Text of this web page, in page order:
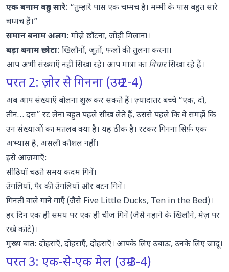
एक बनाम बहुत सारे: “तुम्हारे पास एक चम्मच है। मम्मी के पास बहुत सारे
चम्मच हैं।”
समान बनाम अलग: मोज़े छाँटना, जोड़ी मिलाना।
बड़ा बनाम छोटा: खिलौनों, जूतों, फलों की तुलना करना।
आप अभी संख्याएँ नहीं सिखा रहे। आप मात्रा का विचारसिखा रहे हैं।
परत 2: ज़ोर से गिनना (उम्र 2-4)
अब आप संख्याएँ बोलना शुरू कर सकते हैं। ज़्यादातर बच्चे “एक, दो,
तीन… दस” रट लेना बहुत पहले सीख लेते हैं, उससे पहले कि वे समझें कि
उन संख्याओं का मतलब क्या है। यह ठीक है। रटकर गिनना सिर्फ़ एक
अभ्यास है, असली कौशल नहीं।
इसे आज़माएँ:
सीढ़ियाँ चढ़ते समय कदम गिनें।
उँगलियाँ, पैर की उँगलियाँ और बटन गिनें।
गिनती वाले गाने गाएँ (जैसे Five Little Ducks, Ten in the Bed)।
हर दिन एक ही समय पर एक ही चीज़ गिनें (जैसे नहाने के खिलौने, मेज़ पर
रखे कांटे)।
मुख्य बात: दोहराएँ, दोहराएँ, दोहराएँ। आपके लिए उबाऊ, उनके लिए जादू।
परत 3: एक-से-एक मेल (उम्र 3-4)